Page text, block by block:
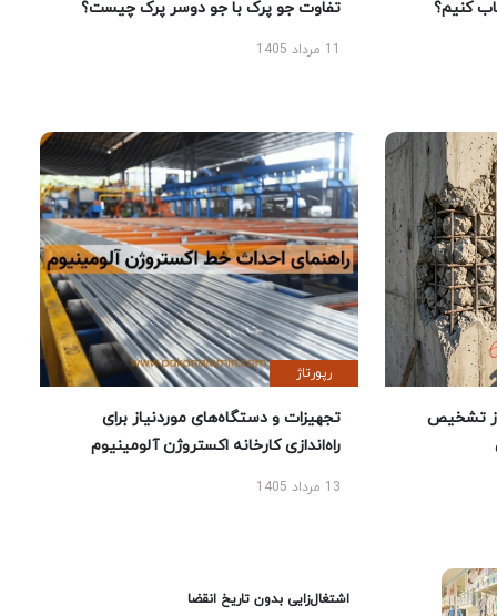
کنیم؟ تفاوت جو پرک با جو دوسر پرک چیست؟
تشخیص
رپورتاژ
تجهیزات و دستگاه‌های موردنیاز برای
راه‌اندازی کارخانه اکستروژن آلومینیوم
13 مرداد 1405
اشتغال‌زایی بدون تاریخ انقضا